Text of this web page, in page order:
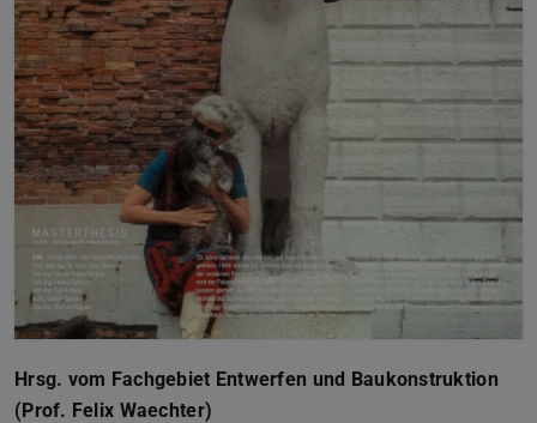
Hrsg. vom Fachgebiet Entwerfen und Baukonstruktion
(Prof. Felix Waechter)